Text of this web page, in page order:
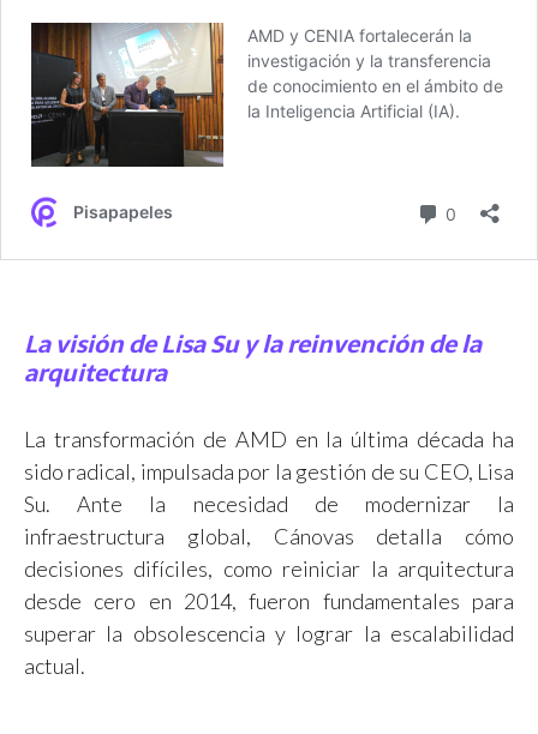
La visión de Lisa Su y la reinvención de la
arquitectura
La transformación de AMD en la última década ha
sido radical, impulsada por la gestión de su CEO, Lisa
Su. Ante la necesidad de modernizar la
infraestructura global, Cánovas detalla cómo
decisiones difíciles, como reiniciar la arquitectura
desde cero en 2014, fueron fundamentales para
superar la obsolescencia y lograr la escalabilidad
actual.